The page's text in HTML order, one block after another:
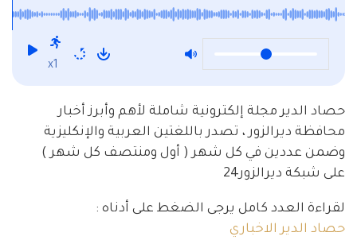
x1
حصاد الدير مجلة إلكترونية شاملة لأهم وأبرز أخبار
محافظة ديرالزور ، تصدر باللغتين العربية والإنكليزية
وضمن عددين في كل شهر ( أول ومنتصف كل شهر )
على شبكة ديرالزور24
لقراءة العدد كامل يرجى الضغط على أدناه :
حصاد الدير الاخباري